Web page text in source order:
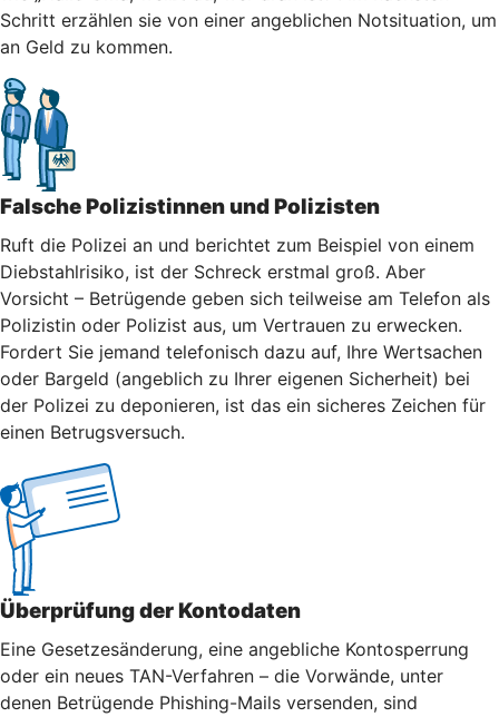
Schritt erzählen sie von einer angeblichen Notsituation, um
an Geld zu kommen.
Falsche Polizistinnen und Polizisten
Ruft die Polizei an und berichtet zum Beispiel von einem
Diebstahlrisiko, ist der Schreck erstmal groß. Aber
Vorsicht – Betrügende geben sich teilweise am Telefon als
Polizistin oder Polizist aus, um Vertrauen zu erwecken.
Fordert Sie jemand telefonisch dazu auf, Ihre Wertsachen
oder Bargeld (angeblich zu Ihrer eigenen Sicherheit) bei
der Polizei zu deponieren, ist das ein sicheres Zeichen für
einen Betrugsversuch.
Überprüfung der Kontodaten
Eine Gesetzesänderung, eine angebliche Kontosperrung
oder ein neues TAN-Verfahren – die Vorwände, unter
denen Betrügende Phishing-Mails versenden, sind